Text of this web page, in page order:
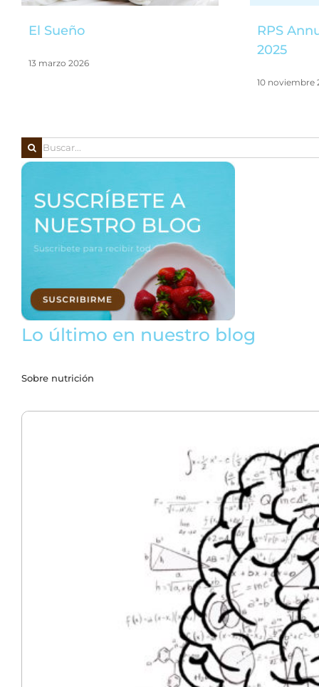
El Sueño
13 marzo 2026
RPS
2025
10 noviembre
Buscar:
Lo último en nuestro blog
Sobre nutrición